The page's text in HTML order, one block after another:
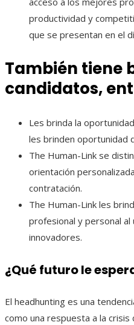
productividad y
que se presentan en el
También tiene
candidatos,
Les brinda la
les brinden oportunidad
The Human-Link se
orientación
contratación.
The Human-Link les
profesional y personal
innovadores.
¿Qué futuro le
El headhunting es una
como una respuesta a la crisis